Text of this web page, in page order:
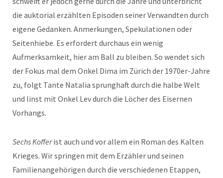
die auktorial erzählten Episoden seiner Verwandten durch
eigene Gedanken. Anmerkungen, Spekulationen oder
Seitenhiebe. Es erfordert durchaus ein wenig
Aufmerksamkeit, hier am Ball zu bleiben. So wendet sich
der Fokus mal dem Onkel Dima im Zürich der 1970er-Jahre
zu, folgt Tante Natalia sprunghaft durch die halbe Welt
und linst mit Onkel Lev durch die Löcher des Eisernen
Vorhangs.
Sechs Kofferist auch und vor allem ein Roman des Kalten
Krieges. Wir springen mit dem Erzähler und seinen
Familienangehörigen durch die verschiedenen Etappen,